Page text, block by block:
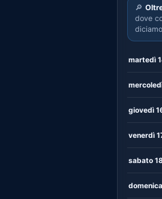
🔎
dove
martedì
giovedì
venerdì
sabato